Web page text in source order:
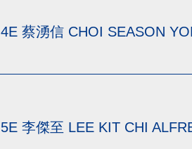
4E 蔡湧信 CHOI SEASON
5E 李傑至 LEE KIT CHI